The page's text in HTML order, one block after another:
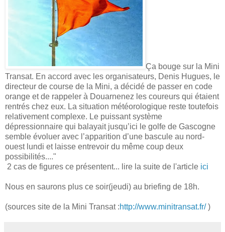
Ça bouge sur la Mini
Transat. En accord avec les organisateurs, Denis Hugues, le
directeur de course de la Mini, a décidé de passer en code
orange et de rappeler à Douarnenez les coureurs qui étaient
rentrés chez eux. La situation météorologique reste toutefois
relativement complexe. Le puissant système
dépressionnaire qui balayait jusqu’ici le golfe de Gascogne
semble évoluer avec l’apparition d’une bascule au nord-
ouest lundi et laisse entrevoir du même coup deux
possibilités...."
2 cas de figures ce présentent... lire la suite de l'article ici
Nous en saurons plus ce soir(jeudi) au briefing de 18h.
(sources site de la Mini Transat :http://www.minitransat.fr/)